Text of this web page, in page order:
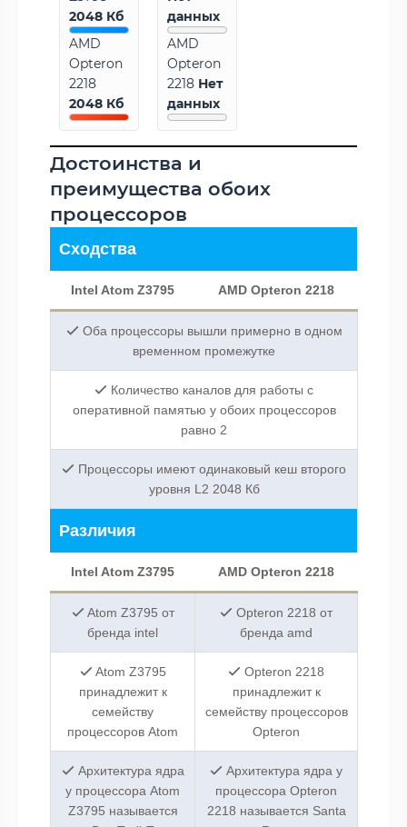
2048 Кб
AMD
Opteron
2218
2048 Кб
данных
AMD
Opteron
2218 Нет
данных
Достоинства и
преимущества обоих
процессоров
Сходства
Intel Atom Z3795 AMD Opteron 2218
Оба процессоры вышли примерно в одном
временном промежутке
Количество каналов для работы с
оперативной памятью у обоих процессоров
равно 2
Процессоры имеют одинаковый кеш второго
уровня L2 2048 Кб
Различия
Intel Atom Z3795 AMD Opteron 2218
Atom Z3795 от
бренда intel
Opteron 2218 от
бренда amd
Atom Z3795
принадлежит к
семейству
процессоров Atom
Opteron 2218
принадлежит к
семейству процессоров
Opteron
Архитектура ядра
у процессора Atom
Z3795 называется
Архитектура ядра у
процессора Opteron
2218 называется Santa